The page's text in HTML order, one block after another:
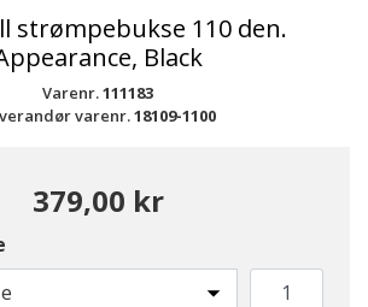
strømpebukse 110 den.
Black
Varenr.111183
varenr.18109-1100
379,00 kr